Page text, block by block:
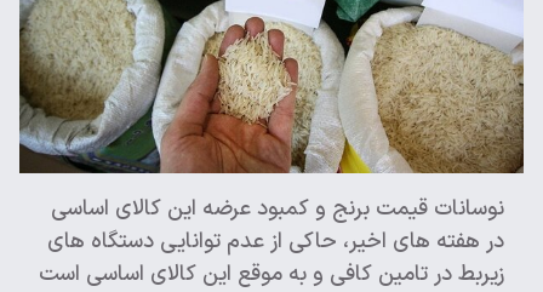
نوسانات قیمت برنج و کمبود عرضه این کالای اساسی
در هفته های اخیر، حاکی از عدم توانایی دستگاه های
زیربط در تامین کافی و به موقع این کالای اساسی است